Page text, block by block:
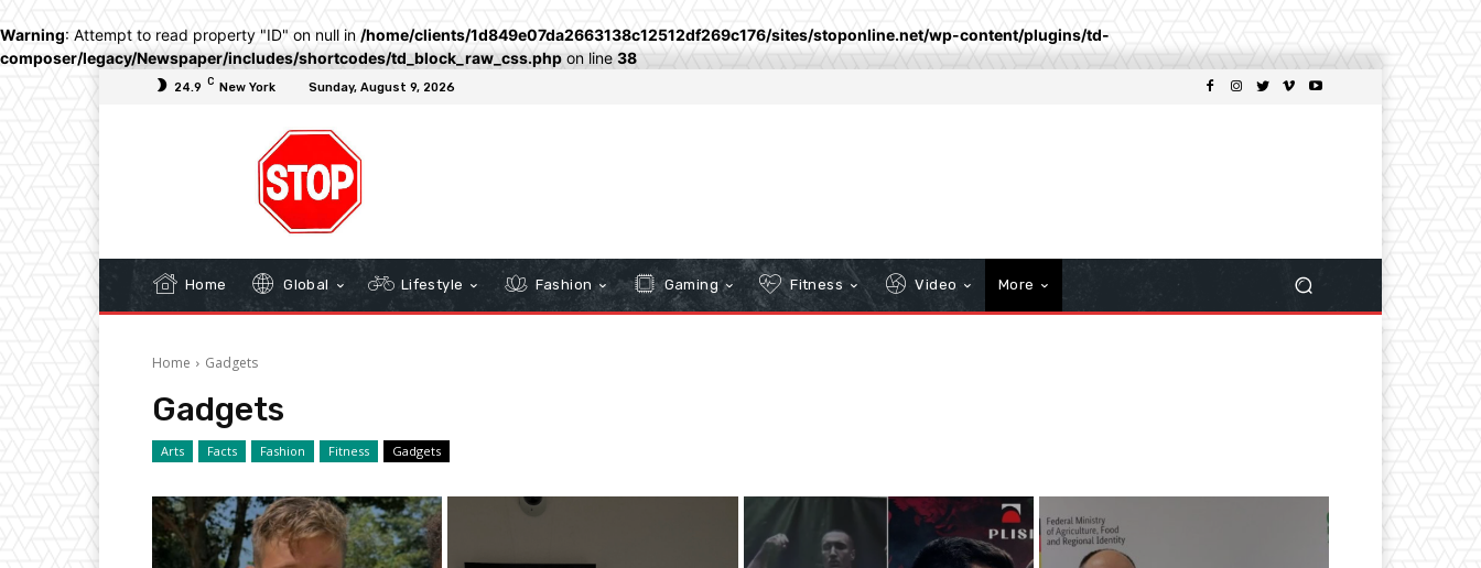
Warning: Attempt to read property "ID" on null in /home/clients/1d849e07da2663138c12512df269c176/sites/stoponline.net/wp-content/plugins/td-
composer/legacy/Newspaper/includes/shortcodes/td_block_raw_css.php on line38
24.9 C New York Sunday, August 9, 2026
Home Global Lifestyle Fashion Gaming Fitness Video More
Home Gadgets
Gadgets
Arts Facts Fashion Fitness Gadgets